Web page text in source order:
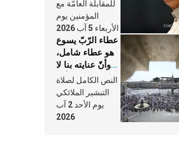
الكنيسة
للمقابلة العامّة مع
المؤمنين يوم
الأربعاء 5 آب 2026
عطاء الرّبّ يسوع
هو عطاء شامل،
وأنّ عنايته بنا لا
تغيب عنّا أبدًا
النص الكامل لصلاة
التبشير الملائكي
يوم الأحد 2 آب
2026